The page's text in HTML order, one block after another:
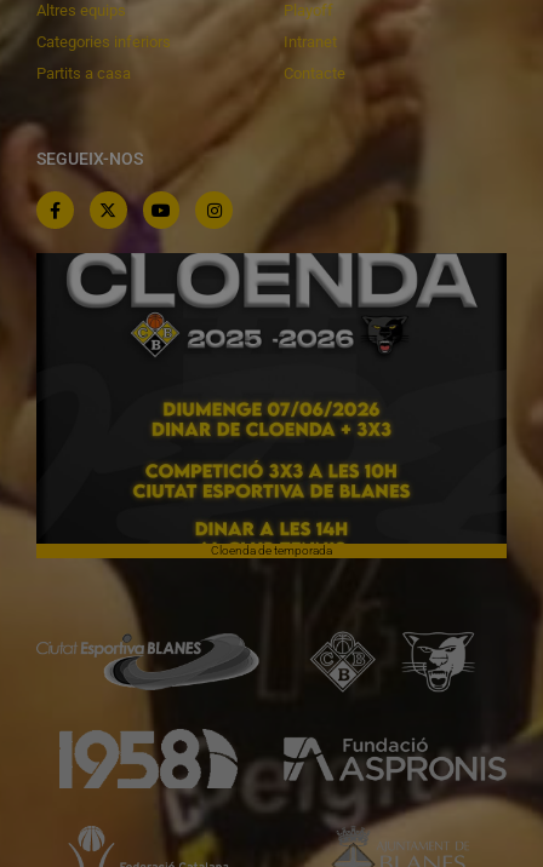
Altres equips
Categories inferiors
Partits a casa
Playoff
Intranet
Contacte
SEGUEIX-NOS
Cloenda de temporada